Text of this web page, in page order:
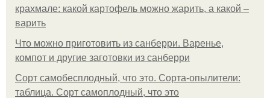
крахмале: какой картофель можно жарить, а какой –
варить
Что можно приготовить из санберри. Варенье,
компот и другие заготовки из санберри
Сорт самобесплодный, что это. Сорта-опылители:
таблица. Сорт самоплодный, что это